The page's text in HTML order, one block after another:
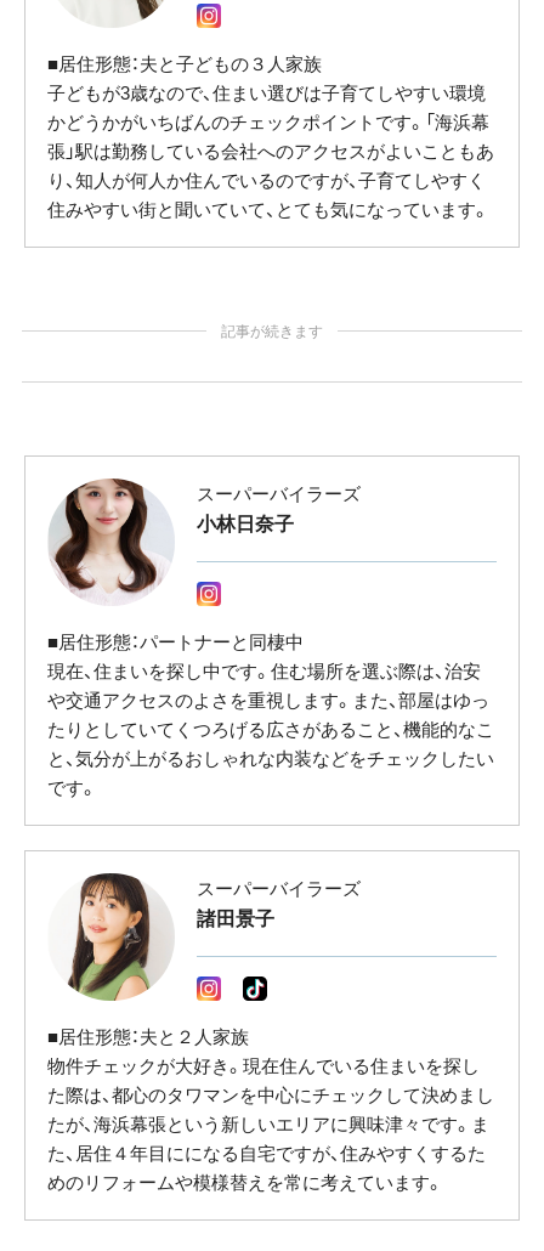
■居住形態：夫と子どもの３人家族
子どもが3歳なので、住まい選びは子育てしやすい環境
かどうかがいちばんのチェックポイントです。「海浜幕
張」駅は勤務している会社へのアクセスがよいこともあ
り、知人が何人か住んでいるのですが、子育てしやすく
住みやすい街と聞いていて、とても気になっています。
記事が続きます
スーパーバイラーズ
小林日奈子
■居住形態：パートナーと同棲中
現在、住まいを探し中です。住む場所を選ぶ際は、治安
や交通アクセスのよさを重視します。また、部屋はゆっ
たりとしていてくつろげる広さがあること、機能的なこ
と、気分が上がるおしゃれな内装などをチェックしたい
です。
スーパーバイラーズ
諸田景子
■居住形態：夫と２人家族
物件チェックが大好き。現在住んでいる住まいを探し
た際は、都心のタワマンを中心にチェックして決めまし
たが、海浜幕張という新しいエリアに興味津々です。ま
た、居住４年目にになる自宅ですが、住みやすくするた
めのリフォームや模様替えを常に考えています。